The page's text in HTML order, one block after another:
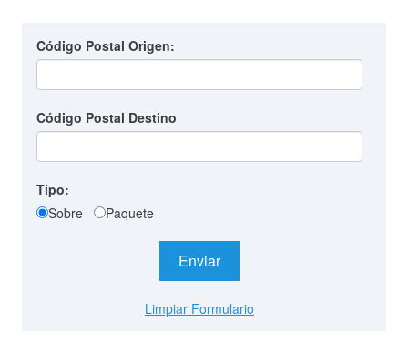
Código Postal Origen:
Código Postal Destino
Tipo:
Sobre
Paquete
Enviar
Limpiar Formulario